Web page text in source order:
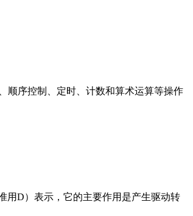
顺序控制、定时、计数和算术运算等操作
用D）表示，它的主要作用是产生驱动转